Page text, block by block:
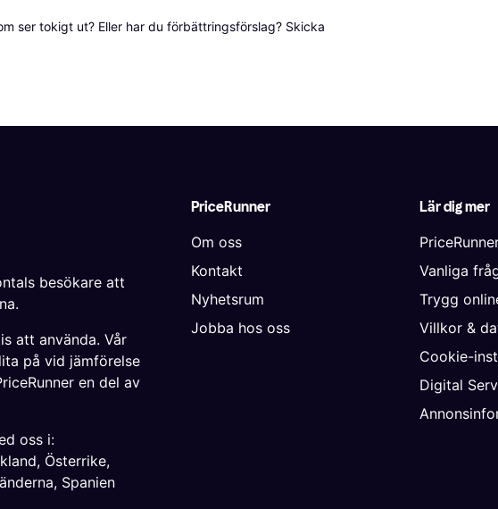
ser tokigt ut? Eller har du förbättringsförslag? Skicka
PriceRunner
Om oss
Kontakt
Nyhetsrum
Jobba hos oss
Lär dig mer
Vanliga
Trygg
Villkor &
Cookie-
Digital
besökare att
att använda. Vår
på vid jämförelse
en del av
oss i:
, Österrike,
, Spanien